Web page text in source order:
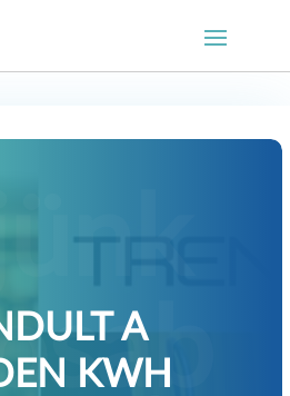
A
KWH